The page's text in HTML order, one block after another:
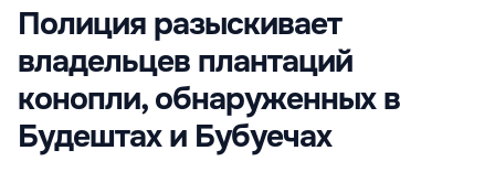
Полиция разыскивает
владельцев плантаций
конопли, обнаруженных в
Будештах и Бубуечах